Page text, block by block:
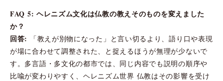
FAQ 5: ヘレニズム文化は仏教の教えそのものを変えました
か？
回答:
「教えが別物になった」と言い切るより、語り口や表現
が場に合わせて調整された、と捉えるほうが無理が少ないで
す。多言語・多文化の都市では、同じ内容でも説明の順序や
比喩が変わりやすく、ヘレニズム世界 仏教はその影響を受け